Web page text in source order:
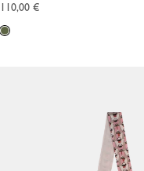
110,00 €